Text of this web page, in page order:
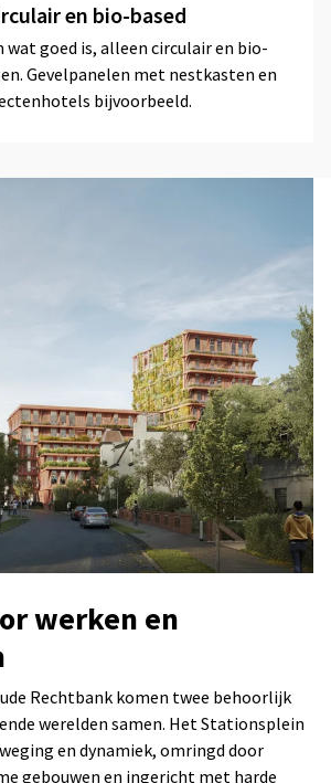
en bio-based
wat goed is, alleen circulair en bio-
Gevelpanelen met nestkasten en
bijvoorbeeld.
werken en
Rechtbank komen twee behoorlijk
werelden samen. Het Stationsplein
en dynamiek, omringd door
gebouwen en ingericht met harde